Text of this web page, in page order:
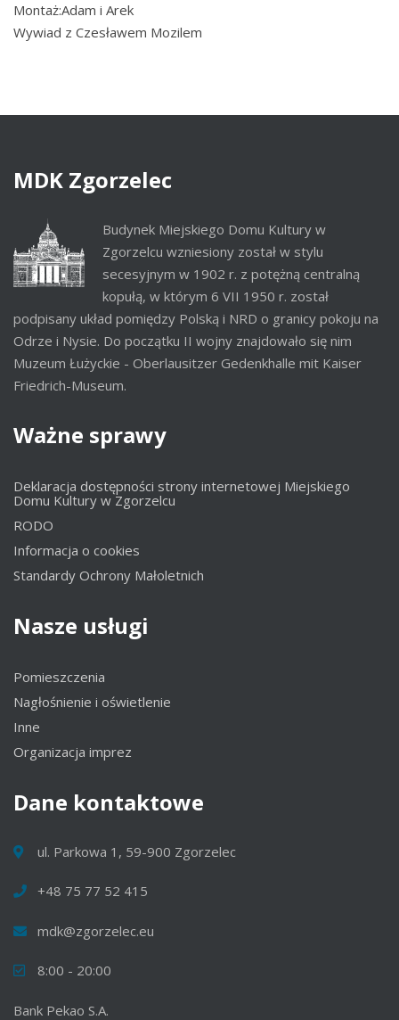
Montaż:Adam i Arek
Wywiad z Czesławem Mozilem
MDK Zgorzelec
Budynek Miejskiego Domu Kultury w
Zgorzelcu wzniesiony został w stylu
secesyjnym w 1902 r. z potężną centralną
kopułą, w którym 6 VII 1950 r. został
podpisany układ pomiędzy Polską i NRD o granicy pokoju na
Odrze i Nysie. Do początku II wojny znajdowało się nim
Muzeum Łużyckie - Oberlausitzer Gedenkhalle mit Kaiser
Friedrich-Museum.
Ważne sprawy
Deklaracja dostępności strony internetowej Miejskiego
Domu Kultury w Zgorzelcu
RODO
Informacja o cookies
Standardy Ochrony Małoletnich
Nasze usługi
Pomieszczenia
Nagłośnienie i oświetlenie
Inne
Organizacja imprez
Dane kontaktowe
ul. Parkowa 1, 59-900 Zgorzelec
+48 75 77 52 415
mdk@zgorzelec.eu
8:00 - 20:00
Bank Pekao S.A.